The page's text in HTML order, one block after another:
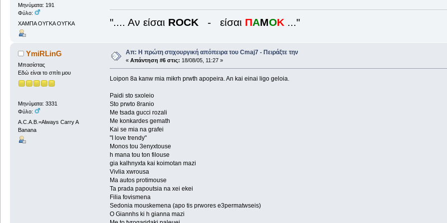
Μηνύματα: 191
Φύλο:
ΧΑΜΠΑ ΟΥΓΚΑ ΟΥΓΚΑ
".... Αν είσαι ROCK- είσαι ΠΑΜΟΚ ..."
YmiRLinG
Μπασίστας
Εδώ είναι το σπίτι μου
Μηνύματα: 3331
Φύλο:
A.C.A.B.=Always Carry A
Banana
Απ: Η πρώτη στιχουργική απόπειρα του Cmaj7 - Πειράξτε την
« Απάντηση #6 στις: 18/08/05, 11:27 »
Loipon 8a kanw mia mikrh prwth apopeira. An kai einai ligo geloia.
Paidi sto sxoleio
Sto prwto 8ranio
Me tsada gucci rozali
Me konkardes gemath
Kai se mia na grafei
"I love trendy"
Monos tou 3enyxtouse
h mana tou ton filouse
gia kalhnyxta kai koimotan mazi
Vivlia xwrousa
Ma autos protimouse
Ta prada papoutsia na xei ekei
Filia fovismena
Sedonia mouskemena (apo tis prwores e3permatwseis)
O Giannhs ki h gianna mazi